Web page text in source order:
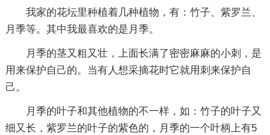
我家的花坛里种植着几种植物，有：竹子、紫罗兰、
月季等。其中我最喜欢的是月季。
月季的茎又粗又壮，上面长满了密密麻麻的小刺，是
用来保护自己的。当有人想采摘花时它就用刺来保护自
己。
月季的叶子和其他植物的不一样，如：竹子的叶子又
细又长，紫罗兰的叶子的紫色的，月季的一个叶柄上有5